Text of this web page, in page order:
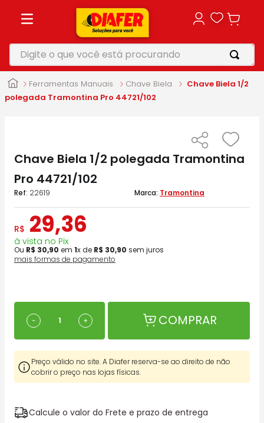
Digite o que você está procurando
Ferramentas Manuais Chave Biela
Chave Biela 1/2
polegada Tramontina Pro 44721/102
Chave Biela 1/2 polegada Tramontina
Pro 44721/102
: 22619 Tramontina
R$ 29,36
à vista no Pix
Ou R$ 30,90 em 1x de R$ 30,90 sem juros
mais formas de pagamento
＋
－ COMPRAR
Preço válido no site. A Diafer reserva-se ao direito de não
cobrir o preço nas lojas físicas.
Calcule o valor do Frete e prazo de entrega
1º
motosserra
4º
parafusadeira